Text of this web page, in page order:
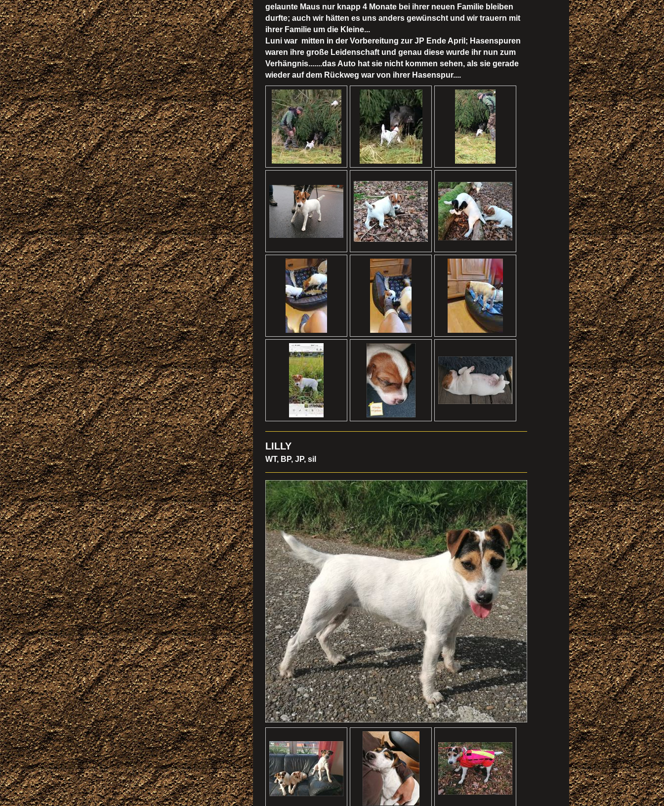
gelaunte Maus nur knapp 4 Monate bei ihrer neuen Familie bleiben
durfte; auch wir hätten es uns anders gewünscht und wir trauern mit
ihrer Familie um die Kleine...
Luni war mitten in der Vorbereitung zur JP Ende April; Hasenspuren
waren ihre große Leidenschaft und genau diese wurde ihr nun zum
Verhängnis.......das Auto hat sie nicht kommen sehen, als sie gerade
wieder auf dem Rückweg war von ihrer Hasenspur....
LILLY
WT, BP, JP, sil